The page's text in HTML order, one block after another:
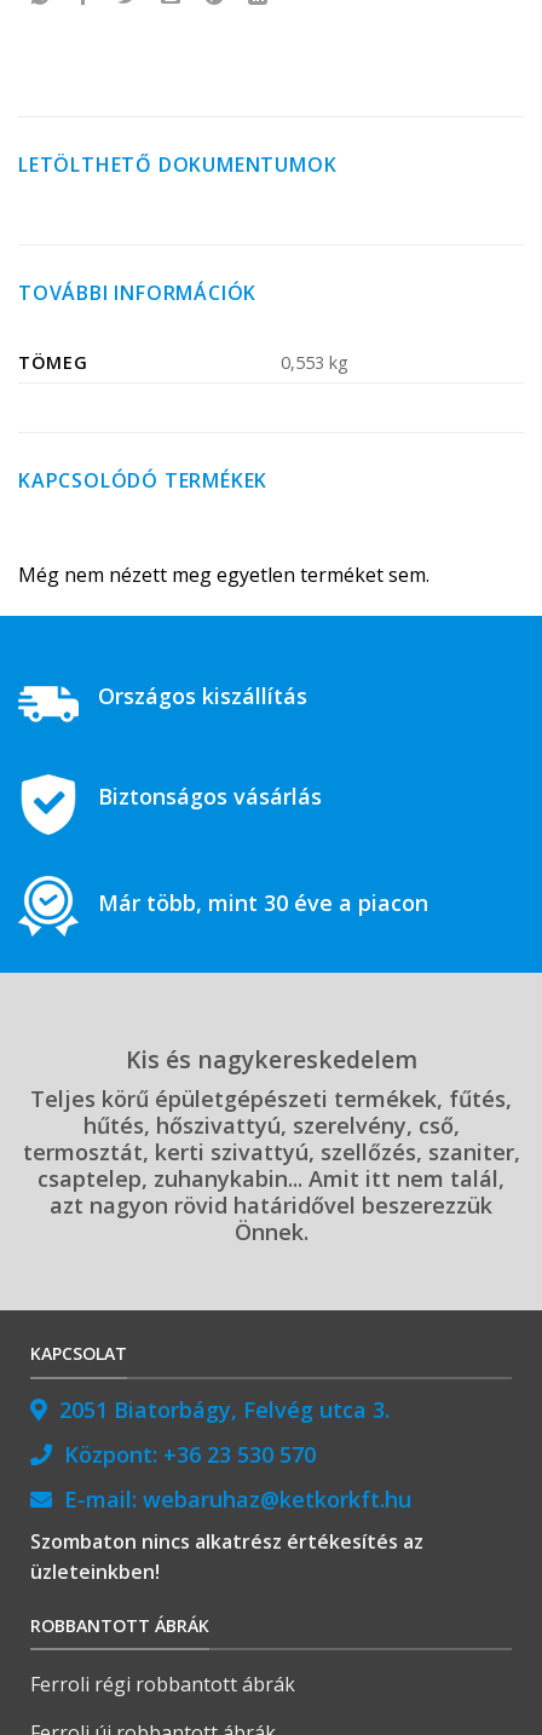
LETÖLTHETŐ DOKUMENTUMOK
TOVÁBBI INFORMÁCIÓK
TÖMEG 0,553 kg
KAPCSOLÓDÓ TERMÉKEK
Még nem nézett meg egyetlen terméket sem.
Országos kiszállítás
Biztonságos vásárlás
Már több, mint 30 éve a piacon
Kis és nagykereskedelem
Teljes körű épületgépészeti termékek, fűtés,
hűtés, hőszivattyú, szerelvény, cső,
termosztát, kerti szivattyú, szellőzés, szaniter,
csaptelep, zuhanykabin... Amit itt nem talál,
azt nagyon rövid határidővel beszerezzük
Önnek.
KAPCSOLAT
2051 Biatorbágy, Felvég utca 3.
Központ: +36 23 530 570
E-mail: webaruhaz@ketkorkft.hu
Szombaton nincs alkatrész értékesítés az
üzleteinkben!
ROBBANTOTT ÁBRÁK
Ferroli régi robbantott ábrák